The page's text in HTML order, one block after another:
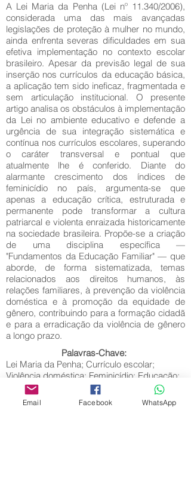
A Lei Maria da Penha (Lei nº 11.340/2006),
considerada uma das mais avançadas
legislações de proteção à mulher no mundo,
ainda enfrenta severas dificuldades em sua
efetiva implementação no contexto escolar
brasileiro. Apesar da previsão legal de sua
inserção nos currículos da educação básica,
a aplicação tem sido ineficaz, fragmentada e
sem articulação institucional. O presente
artigo analisa os obstáculos à implementação
da Lei no ambiente educativo e defende a
urgência de sua integração sistemática e
contínua nos currículos escolares, superando
o caráter transversal e pontual que
atualmente lhe é conferido. Diante do
alarmante crescimento dos índices de
feminicídio no país, argumenta-se que
apenas a educação crítica, estruturada e
permanente pode transformar a cultura
patriarcal e violenta enraizada historicamente
na sociedade brasileira. Propõe-se a criação
de uma disciplina específica —
"Fundamentos da Educação Familiar" — que
aborde, de forma sistematizada, temas
relacionados aos direitos humanos, às
relações familiares, à prevenção da violência
doméstica e à promoção da equidade de
gênero, contribuindo para a formação cidadã
e para a erradicação da violência de gênero
a longo prazo.
Palavras-Chave:
Lei Maria da Penha; Currículo escolar;
Violência doméstica; Feminicídio; Educação;
Cultura patriarcal.
Email Facebook WhatsApp